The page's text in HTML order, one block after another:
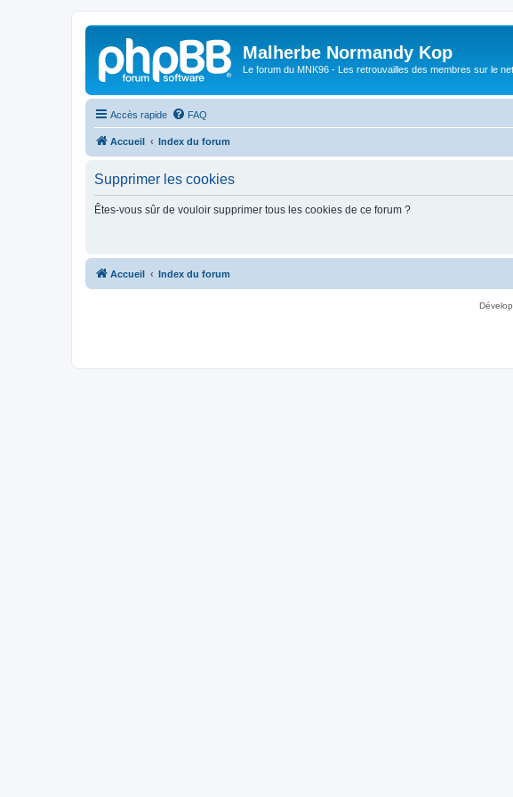
Malherbe Normandy Kop
Le forum du MNK96 - Les retrouvailles des membres sur le
Accès rapide FAQ
Accueil Index du forum
Supprimer les cookies
Êtes-vous sûr de vouloir supprimer tous les cookies de ce forum ?
Accueil Index du forum